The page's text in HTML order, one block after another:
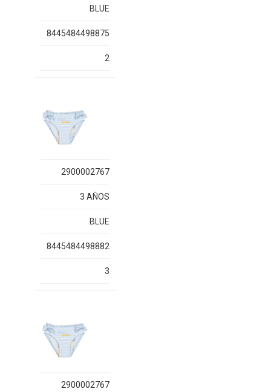
BLUE
8445484498875
2
2900002767
3 AÑOS
BLUE
8445484498882
3
2900002767